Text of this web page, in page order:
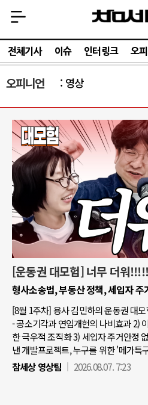
전체기사 이슈 인터링크 오
오피니언 영상
[운동권 대모험] 너무 더워
형사소송법, 부동산 정책, 세입자
[8월 1주차] 용사 김민하의 운동권 대
- 공소기각과 연임개헌의 나비효과 2)
한 극우적 조직화 3) 세입자 주거안정
낸 개발프로젝트, 누구를 위한 '메가특
참세상 영상팀
2026.08.07. 7:23